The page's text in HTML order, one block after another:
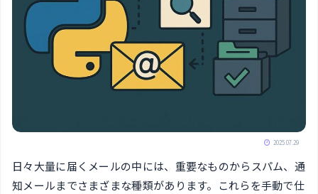
イ
ル
2025.07.29
日々大量に届くメールの中には、重要なものからスパム、通
知メールまでさまざまな種類があります。これらを手動で仕